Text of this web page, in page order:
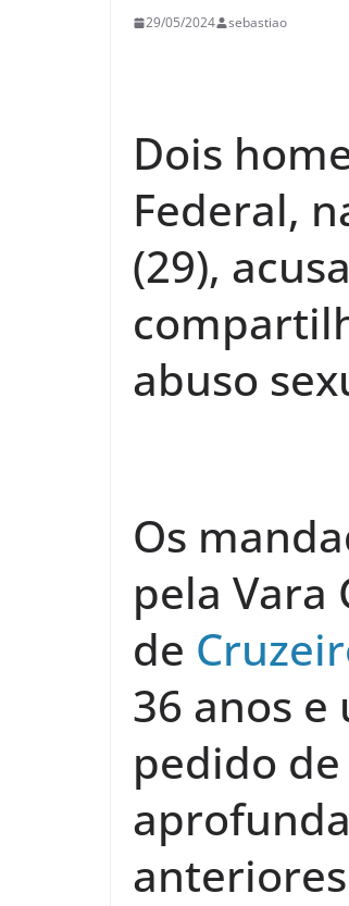
29/05/2024 sebastiao
Dois
Federal,
(29),
abuso
Os
pela Vara
de
36 anos e
pedido